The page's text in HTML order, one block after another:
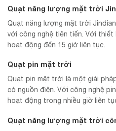
Quạt năng lượng mặt trời
Quạt năng lượng mặt trời
với công nghệ tiên tiến. Với thiết
hoạt động đến 15 giờ liên tục.
Quạt pin mặt trời
Quạt pin mặt trời là một giải
có nguồn điện. Với công nghệ
hoạt động trong nhiều giờ liên
Quạt năng lượng mặt trời